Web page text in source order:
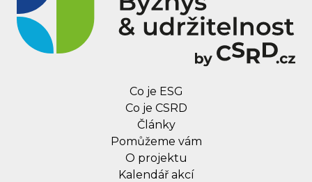
Co je ESG
Co je CSRD
Články
Pomůžeme vám
O projektu
Kalendář akcí